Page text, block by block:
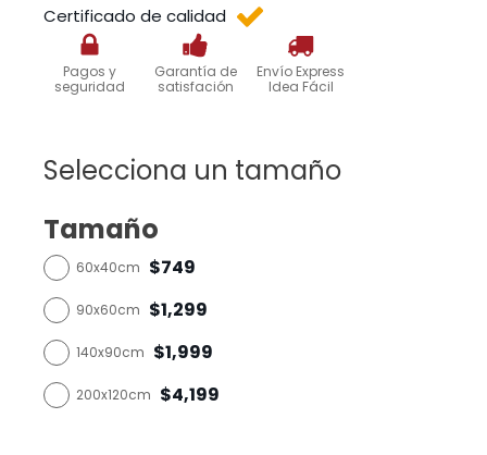
Certificado de calidad
Pagos y
seguridad
Garantía de
satisfación
Envío Express
Idea Fácil
Selecciona un tamaño
Tamaño
60x40cm $749
90x60cm $1,299
140x90cm $1,999
200x120cm $4,199